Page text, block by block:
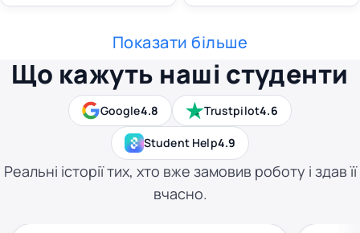
Показати більше
Google4.8 Trustpilot4.6
Student Help4.9
Що кажуть наші студенти
Реальні історії тих, хто вже замовив роботу і здав її
вчасно.